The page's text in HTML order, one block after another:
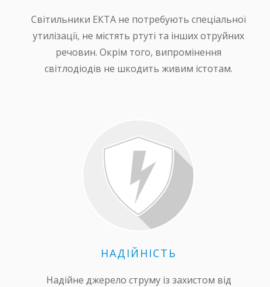
Світильники ЕКТА не потребують спеціальної
утилізації, не містять ртуті та інших отруйних
речовин. Окрім того, випромінення
світлодіодів не шкодить живим істотам.
НАДІЙНІСТЬ
Надійне джерело струму із захистом від